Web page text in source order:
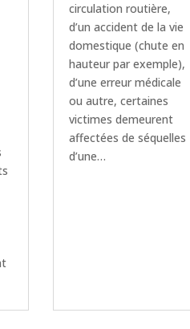
circulation routière,
d’un accident de la vie
domestique (chute en
hauteur par exemple),
d’une erreur médicale
ou autre, certaines
victimes demeurent
affectées de séquelles
d’une…